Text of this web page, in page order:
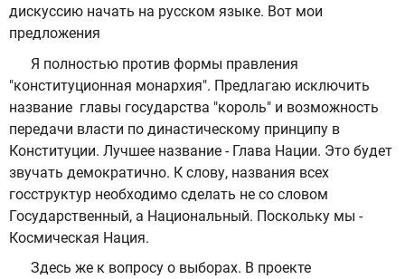
дискуссию начать на русском языке. Вот мои
предложения
Я полностью против формы правления
"конституционная монархия". Предлагаю исключить
название главы государства "король" и возможность
передачи власти по династическому принципу в
Конституции. Лучшее название - Глава Нации. Это будет
звучать демократично. К слову, названия всех
госструктур необходимо сделать не со словом
Государственный, а Национальный. Поскольку мы -
Космическая Нация.
Здесь же к вопросу о выборах. В проекте